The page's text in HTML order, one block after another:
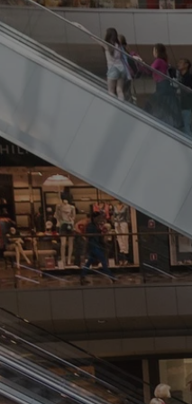
SessID
QeSessID
MvSessID
msToken
__cf_bm
CookieScriptConsent